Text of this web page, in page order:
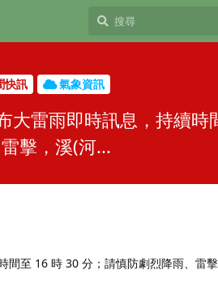
快訊 氣象資訊
大雷雨即時訊息，持續
擊，溪(河...
至 16 時 30 分；請慎防劇烈降雨、雷